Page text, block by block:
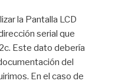
la Pantalla LCD
serial que
Este dato debería
del
En el caso de